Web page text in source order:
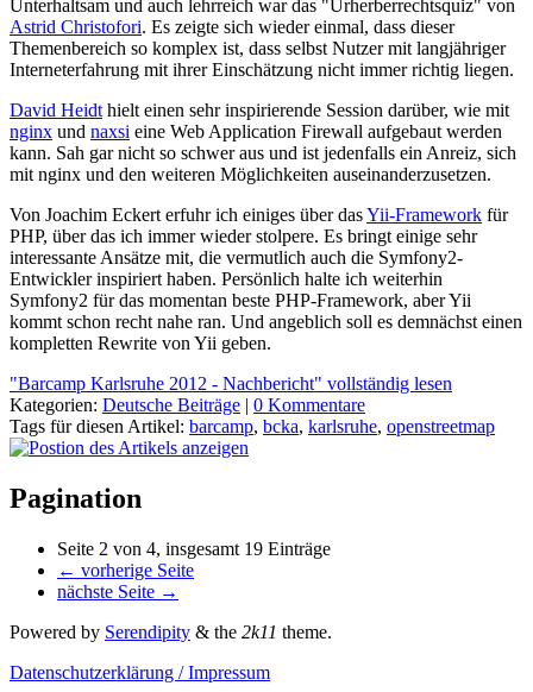
Unterhaltsam und auch lehrreich war das "Urherberrechtsquiz" von
Astrid Christofori. Es zeigte sich wieder einmal, dass dieser
Themenbereich so komplex ist, dass selbst Nutzer mit langjähriger
Interneterfahrung mit ihrer Einschätzung nicht immer richtig liegen.
David Heidt hielt einen sehr inspirierende Session darüber, wie mit
nginx und naxsi eine Web Application Firewall aufgebaut werden
kann. Sah gar nicht so schwer aus und ist jedenfalls ein Anreiz, sich
mit nginx und den weiteren Möglichkeiten auseinanderzusetzen.
Von Joachim Eckert erfuhr ich einiges über dasYii-Framework für
PHP, über das ich immer wieder stolpere. Es bringt einige sehr
interessante Ansätze mit, die vermutlich auch die Symfony2-
Entwickler inspiriert haben. Persönlich halte ich weiterhin
Symfony2 für das momentan beste PHP-Framework, aber Yii
kommt schon recht nahe ran. Und angeblich soll es demnächst einen
kompletten Rewrite von Yii geben.
"Barcamp Karlsruhe 2012 - Nachbericht" vollständig lesen
Kategorien: Deutsche Beiträge | 0 Kommentare
Tags für diesen Artikel: barcamp, bcka, karlsruhe, openstreetmap
Pagination
Seite 2 von 4, insgesamt 19 Einträge
← vorherige Seite
nächste Seite →
Powered by Serendipity & the 2k11 theme.
Datenschutzerklärung / Impressum